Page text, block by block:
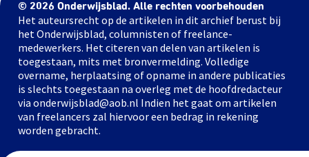
© 2026 Onderwijsblad. Alle rechten voorbehouden
Het auteursrecht op de artikelen in dit archief berust bij
het Onderwijsblad, columnisten of freelance-
medewerkers. Het citeren van delen van artikelen is
toegestaan, mits met bronvermelding. Volledige
overname, herplaatsing of opname in andere publicaties
is slechts toegestaan na overleg met de hoofdredacteur
via onderwijsblad@aob.nl Indien het gaat om artikelen
van freelancers zal hiervoor een bedrag in rekening
worden gebracht.